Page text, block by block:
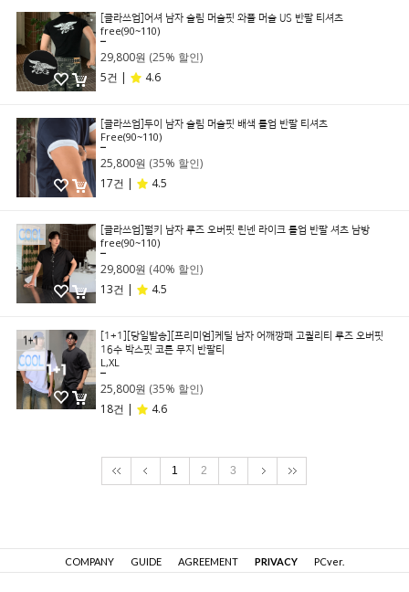
[클라쓰업]어셔 남자 슬림 머슬핏 와플 머슬 US 반팔 티셔츠
free(90~110)
29,800원 (25% 할인)
5건 |
4.6
[클라쓰업]두이 남자 슬림 머슬핏 배색 롤업 반팔 티셔츠
Free(90~110)
25,800원 (35% 할인)
17건 |
4.5
[클라쓰업]펄키 남자 루즈 오버핏 린넨 라이크 롤업 반팔 셔츠 남방
free(90~110)
29,800원 (40% 할인)
13건 |
4.5
[1+1][당일발송][프리미엄]케딜 남자 어깨깡패 고퀄리티 루즈 오버핏
16수 박스핏 코튼 무지 반팔티
L,XL
25,800원 (35% 할인)
18건 |
4.6
1 2 3
COMPANY GUIDE AGREEMENT PRIVACY PCver.